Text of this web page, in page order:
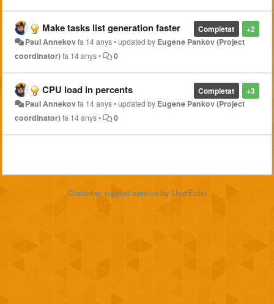
+2
Completat
Make tasks list generation faster
Paul Annekovfa 14 anys•updated by Eugene Pankov (Project
coordinator)fa 14 anys• 0
+3
Completat
CPU load in percents
Paul Annekovfa 14 anys•updated by Eugene Pankov (Project
coordinator)fa 14 anys• 0
Customer support service by UserEcho